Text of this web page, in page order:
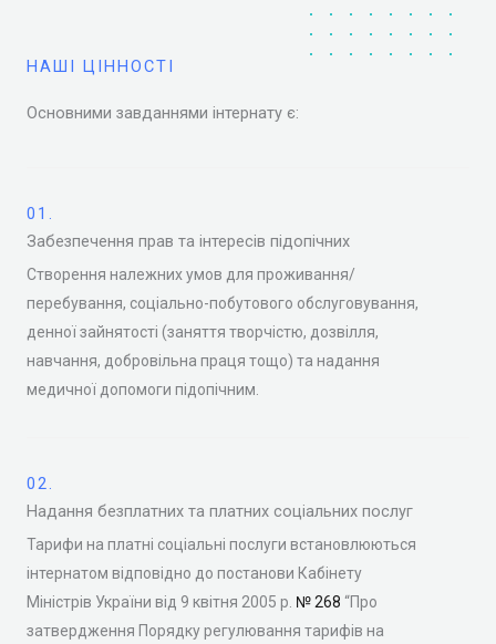
НАШІ ЦІННОСТІ
Основними завданнями інтернату є:
01.
Забезпечення прав та інтересів підопічних
Створення належних умов для проживання/
перебування, соціально-побутового обслуговування,
денної зайнятості (заняття творчістю, дозвілля,
навчання, добровільна праця тощо) та надання
медичної допомоги підопічним.
02.
Надання безплатних та платних соціальних послуг
Тарифи на платні соціальні послуги встановлюються
інтернатом відповідно до постанови Кабінету
Міністрів України від 9 квітня 2005 р. № 268 “Про
затвердження Порядку регулювання тарифів на